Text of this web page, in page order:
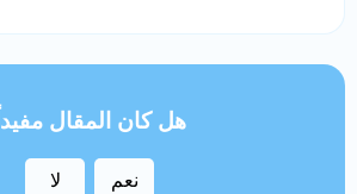
هل كان المقال مفيداً
نعم لا